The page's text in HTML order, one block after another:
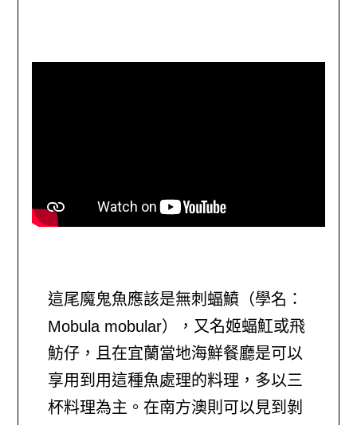
這尾魔鬼魚應該是無刺蝠鱝（學名：
Mobula mobular），又名姬蝠魟或飛
魴仔，且在宜蘭當地海鮮餐廳是可以
享用到用這種魚處理的料理，多以三
杯料理為主。在南方澳則可以見到剝